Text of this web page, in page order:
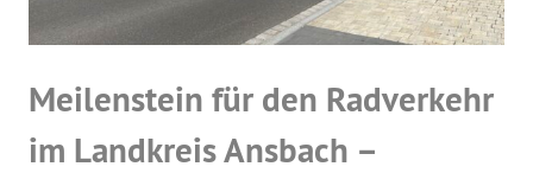
Meilenstein für den Radverkehr
im Landkreis Ansbach –